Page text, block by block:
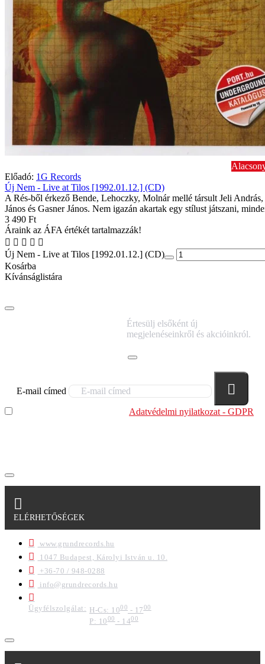
Előadó: 1G Records
Új Nem - Live at Tilos [1992.01.12.] (CD)
A Rés-ből érkező Bende, Lehoczky, Molnár mellé társult Jeli
János és Gasner János. Nem igazán akartak egy stílust játszani,
3 490 Ft
Áraink az ÁFA értékét tartalmazzák!
Új Nem - Live at Tilos [1992.01.12.] (CD)
Kosárba
Kívánságlistára
Értesülj elsőként új
megjelenéseinkről és akcióinkról.
E-mail címed
Adatvédelmi nyilatkozat - GDPR
ELÉRHETŐSÉGEK
www.grundrecords.hu
1047 Budapest, Károlyi István u. 10.
+36-70 / 948-0288
info@grundrecords.hu
Ügyfélszolgálat: H-Cs: 1000 - 1700
P: 1000- 1400